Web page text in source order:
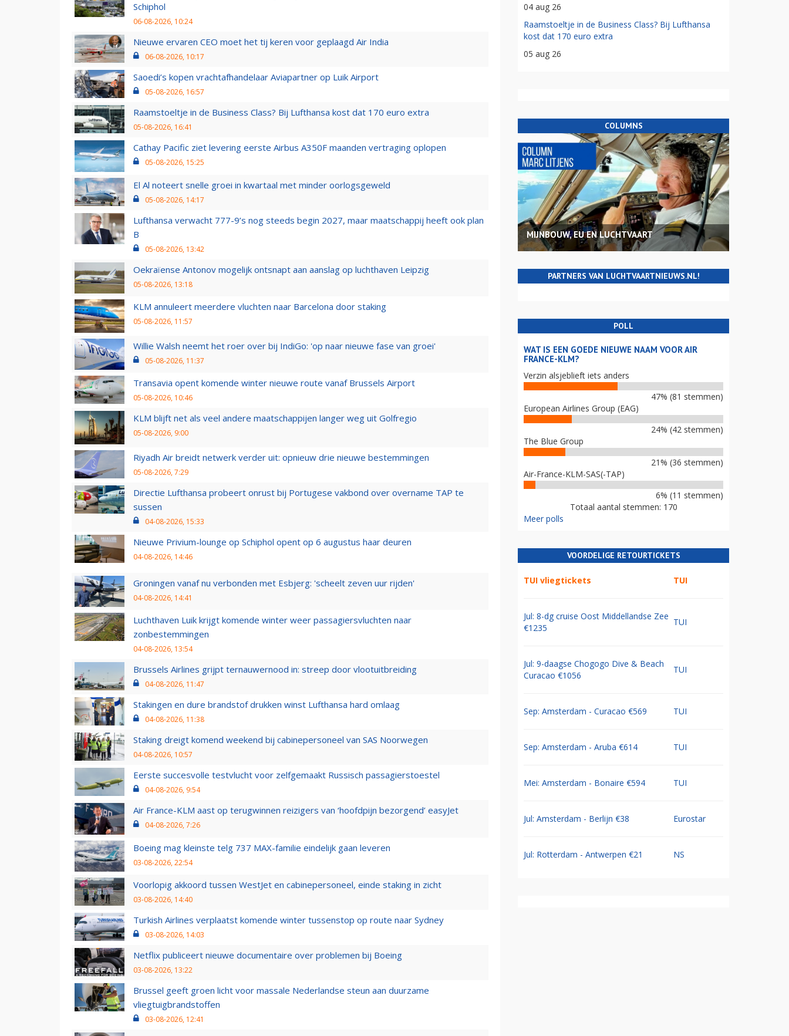
Schiphol
06-08-2026, 10:24
Nieuwe ervaren CEO moet het tij keren voor geplaagd Air India
06-08-2026, 10:17
Saoedi’s kopen vrachtafhandelaar Aviapartner op Luik Airport
05-08-2026, 16:57
Raamstoeltje in de Business Class? Bij Lufthansa kost dat 170 euro extra
05-08-2026, 16:41
Cathay Pacific ziet levering eerste Airbus A350F maanden vertraging oplopen
05-08-2026, 15:25
El Al noteert snelle groei in kwartaal met minder oorlogsgeweld
05-08-2026, 14:17
Lufthansa verwacht 777-9’s nog steeds begin 2027, maar maatschappij heeft ook plan
B
05-08-2026, 13:42
Oekraïense Antonov mogelijk ontsnapt aan aanslag op luchthaven Leipzig
05-08-2026, 13:18
KLM annuleert meerdere vluchten naar Barcelona door staking
05-08-2026, 11:57
Willie Walsh neemt het roer over bij IndiGo: 'op naar nieuwe fase van groei'
05-08-2026, 11:37
Transavia opent komende winter nieuwe route vanaf Brussels Airport
05-08-2026, 10:46
KLM blijft net als veel andere maatschappijen langer weg uit Golfregio
05-08-2026, 9:00
Riyadh Air breidt netwerk verder uit: opnieuw drie nieuwe bestemmingen
05-08-2026, 7:29
Directie Lufthansa probeert onrust bij Portugese vakbond over overname TAP te
sussen
04-08-2026, 15:33
Nieuwe Privium-lounge op Schiphol opent op 6 augustus haar deuren
04-08-2026, 14:46
Groningen vanaf nu verbonden met Esbjerg: 'scheelt zeven uur rijden'
04-08-2026, 14:41
Luchthaven Luik krijgt komende winter weer passagiersvluchten naar
zonbestemmingen
04-08-2026, 13:54
Brussels Airlines grijpt ternauwernood in: streep door vlootuitbreiding
04-08-2026, 11:47
Stakingen en dure brandstof drukken winst Lufthansa hard omlaag
04-08-2026, 11:38
Staking dreigt komend weekend bij cabinepersoneel van SAS Noorwegen
04-08-2026, 10:57
Eerste succesvolle testvlucht voor zelfgemaakt Russisch passagierstoestel
04-08-2026, 9:54
Air France-KLM aast op terugwinnen reizigers van ‘hoofdpijn bezorgend’ easyJet
04-08-2026, 7:26
Boeing mag kleinste telg 737 MAX-familie eindelijk gaan leveren
03-08-2026, 22:54
Voorlopig akkoord tussen WestJet en cabinepersoneel, einde staking in zicht
03-08-2026, 14:40
Turkish Airlines verplaatst komende winter tussenstop op route naar Sydney
03-08-2026, 14:03
Netflix publiceert nieuwe documentaire over problemen bij Boeing
03-08-2026, 13:22
Brussel geeft groen licht voor massale Nederlandse steun aan duurzame
vliegtuigbrandstoffen
03-08-2026, 12:41
04 aug 26
Raamstoeltje in de Business Class? Bij Lufthansa
kost dat 170 euro extra
05 aug 26
COLUMNS
MIJNBOUW, EU EN LUCHTVAART
PARTNERS VAN LUCHTVAARTNIEUWS.NL!
POLL
WAT IS EEN GOEDE NIEUWE NAAM VOOR AIR
FRANCE-KLM?
Verzin alsjeblieft iets anders
47% (81 stemmen)
European Airlines Group (EAG)
24% (42 stemmen)
The Blue Group
21% (36 stemmen)
Air-France-KLM-SAS(-TAP)
6% (11 stemmen)
Totaal aantal stemmen: 170
Meer polls
VOORDELIGE RETOURTICKETS
TUI vliegtickets TUI
Jul: 8-dg cruise Oost Middellandse Zee
€1235
TUI
Jul: 9-daagse Chogogo Dive & Beach
Curacao €1056
TUI
Sep: Amsterdam - Curacao €569 TUI
Sep: Amsterdam - Aruba €614 TUI
Mei: Amsterdam - Bonaire €594 TUI
Jul: Amsterdam - Berlijn €38 Eurostar
Jul: Rotterdam - Antwerpen €21 NS